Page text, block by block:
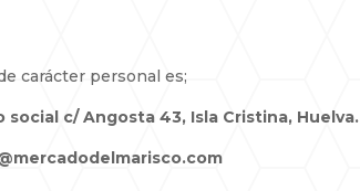
carácter personal es;
c/ Angosta 43, Isla Cristina, Huelva.